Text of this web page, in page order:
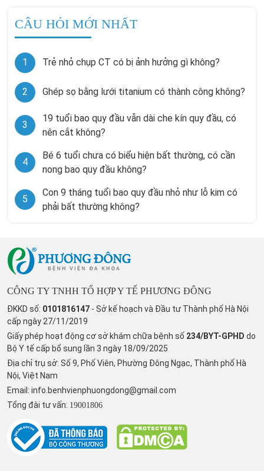
CÂU HỎI MỚI NHẤT
1 Trẻ nhỏ chụp CT có bị ảnh hưởng gì không?
2 Ghép sọ bằng lưới titanium có thành công không?
3
19 tuổi bao quy đầu vẫn dài che kín quy đầu, có
nên cắt không?
4
Bé 6 tuổi chưa có biểu hiện bất thường, có cần
nong bao quy đầu không?
5
Con 9 tháng tuổi bao quy đầu nhỏ như lỗ kim có
phải bất thường không?
CÔNG TY TNHH TỔ HỢP Y TẾ PHƯƠNG ĐÔNG
ĐKKD số: 0101816147 - Sở kế hoạch và Đầu tư Thành phố Hà Nội
cấp ngày 27/11/2019
Giấy phép hoạt động cơ sở khám chữa bệnh số 234/BYT-GPHD do
Bộ Y tế cấp bổ sung lần 3 ngày 18/09/2025
Địa chỉ trụ sở: Số 9, Phố Viên, Phường Đông Ngạc, Thành phố Hà
Nội, Việt Nam
Email: info.benhvienphuongdong@gmail.com
Tổng đài tư vấn: 19001806